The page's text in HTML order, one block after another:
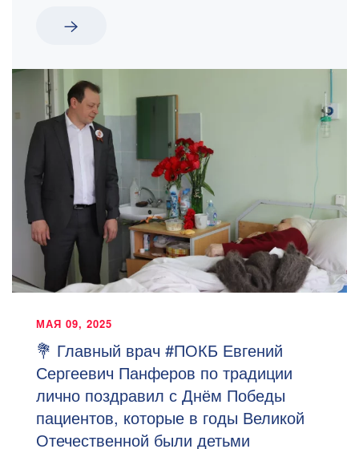
МАЯ 09, 2025
💐 Главный врач #ПОКБ Евгений
Сергеевич Панферов по традиции
лично поздравил с Днём Победы
пациентов, которые в годы Великой
Отечественной были детьми